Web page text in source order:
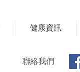
健康資訊
聯絡我們